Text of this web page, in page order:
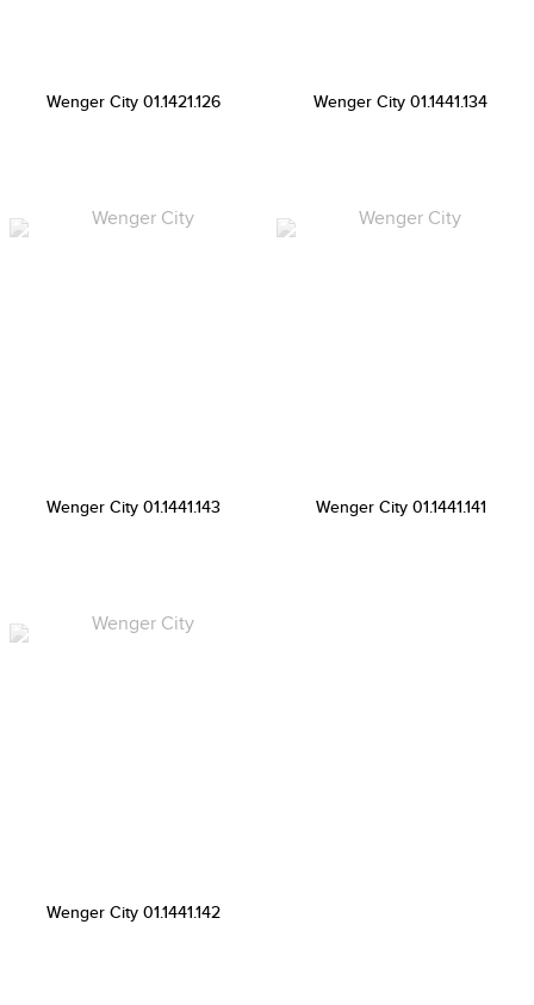
Wenger City 01.1421.126 Wenger City 01.1441.134
Wenger City 01.1441.143 Wenger City 01.1441.141
Wenger City 01.1441.142